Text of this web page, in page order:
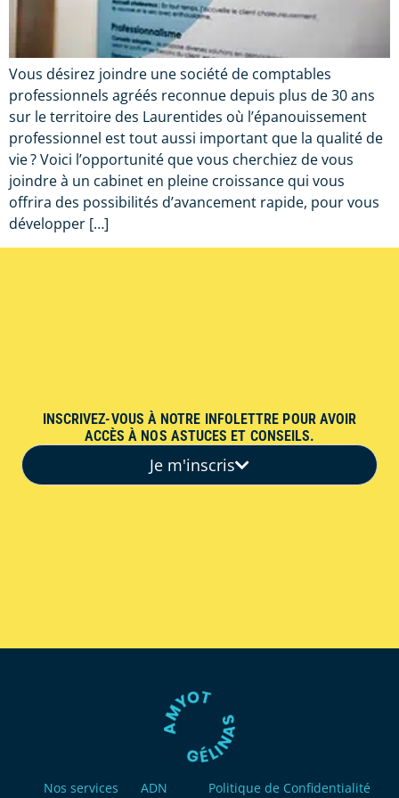
Vous désirez joindre une société de comptables
professionnels agréés reconnue depuis plus de 30 ans
sur le territoire des Laurentides où l’épanouissement
professionnel est tout aussi important que la qualité de
vie ? Voici l’opportunité que vous cherchiez de vous
joindre à un cabinet en pleine croissance qui vous
offrira des possibilités d’avancement rapide, pour vous
développer […]
INSCRIVEZ-VOUS À NOTRE INFOLETTRE POUR AVOIR
ACCÈS À NOS ASTUCES ET CONSEILS.
Je m'inscris
Nos services ADN Politique de Confidentialité